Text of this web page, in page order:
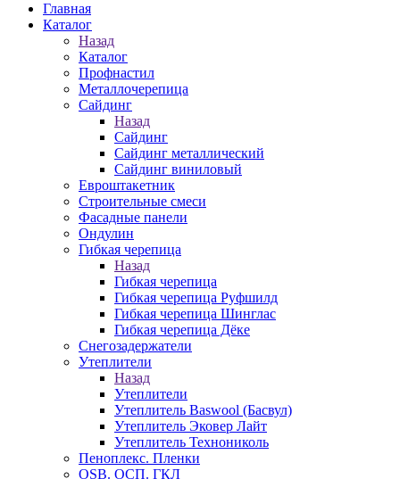
Главная
Каталог
Назад
Каталог
Профнастил
Металлочерепица
Сайдинг
Назад
Сайдинг
Сайдинг металлический
Сайдинг виниловый
Евроштакетник
Строительные смеси
Фасадные панели
Ондулин
Гибкая черепица
Назад
Гибкая черепица
Гибкая черепица Руфшилд
Гибкая черепица Шинглас
Гибкая черепица Дёке
Снегозадержатели
Утеплители
Назад
Утеплители
Утеплитель Baswool (Басвул)
Утеплитель Эковер Лайт
Утеплитель Технониколь
Пеноплекс. Пленки
OSB. ОСП. ГКЛ